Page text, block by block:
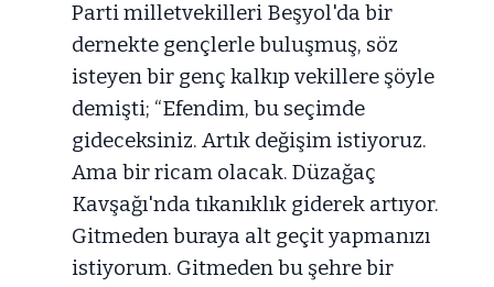
Parti milletvekilleri Beşyol'da bir
dernekte gençlerle buluşmuş, söz
isteyen bir genç kalkıp vekillere şöyle
demişti; “Efendim, bu seçimde
gideceksiniz. Artık değişim istiyoruz.
Ama bir ricam olacak. Düzağaç
Kavşağı'nda tıkanıklık giderek artıyor.
Gitmeden buraya alt geçit yapmanızı
istiyorum. Gitmeden bu şehre bir